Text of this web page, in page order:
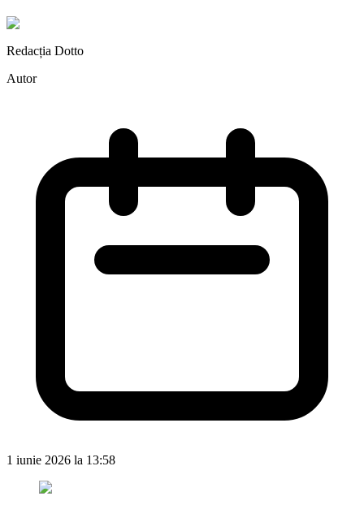
Redacția Dotto
Autor
1 iunie 2026 la 13:58